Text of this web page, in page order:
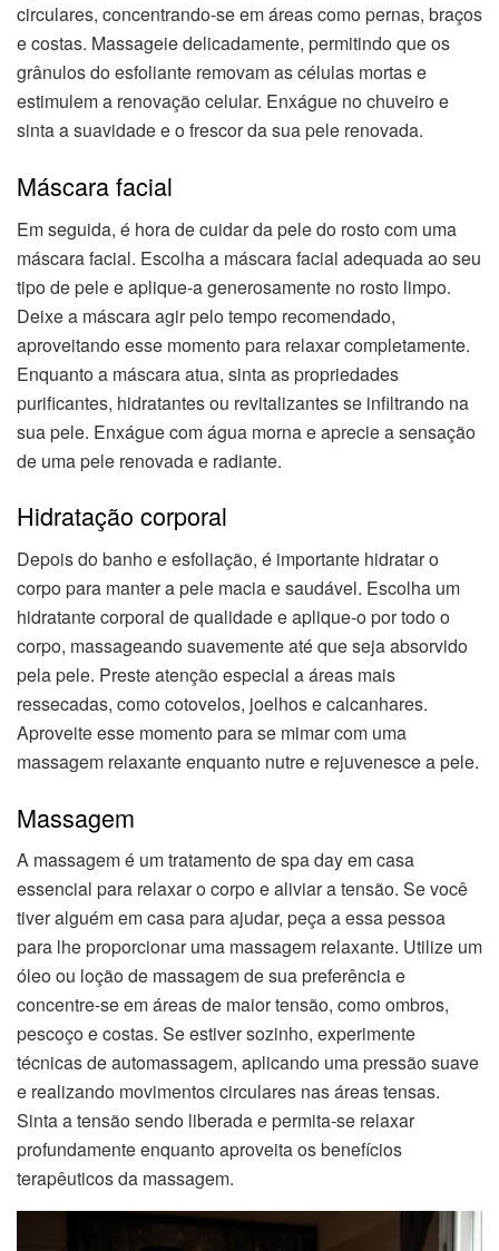
circulares, concentrando-se em áreas como pernas, braços
e costas. Massageie delicadamente, permitindo que os
grânulos do esfoliante removam as células mortas e
estimulem a renovação celular. Enxágue no chuveiro e
sinta a suavidade e o frescor da sua pele renovada.
Máscara facial
Em seguida, é hora de cuidar da pele do rosto com uma
máscara facial. Escolha a máscara facial adequada ao seu
tipo de pele e aplique-a generosamente no rosto limpo.
Deixe a máscara agir pelo tempo recomendado,
aproveitando esse momento para relaxar completamente.
Enquanto a máscara atua, sinta as propriedades
purificantes, hidratantes ou revitalizantes se infiltrando na
sua pele. Enxágue com água morna e aprecie a sensação
de uma pele renovada e radiante.
Hidratação corporal
Depois do banho e esfoliação, é importante hidratar o
corpo para manter a pele macia e saudável. Escolha um
hidratante corporal de qualidade e aplique-o por todo o
corpo, massageando suavemente até que seja absorvido
pela pele. Preste atenção especial a áreas mais
ressecadas, como cotovelos, joelhos e calcanhares.
Aproveite esse momento para se mimar com uma
massagem relaxante enquanto nutre e rejuvenesce a pele.
Massagem
A massagem é um tratamento de spa day em casa
essencial para relaxar o corpo e aliviar a tensão. Se você
tiver alguém em casa para ajudar, peça a essa pessoa
para lhe proporcionar uma massagem relaxante. Utilize um
óleo ou loção de massagem de sua preferência e
concentre-se em áreas de maior tensão, como ombros,
pescoço e costas. Se estiver sozinho, experimente
técnicas de automassagem, aplicando uma pressão suave
e realizando movimentos circulares nas áreas tensas.
Sinta a tensão sendo liberada e permita-se relaxar
profundamente enquanto aproveita os benefícios
terapêuticos da massagem.